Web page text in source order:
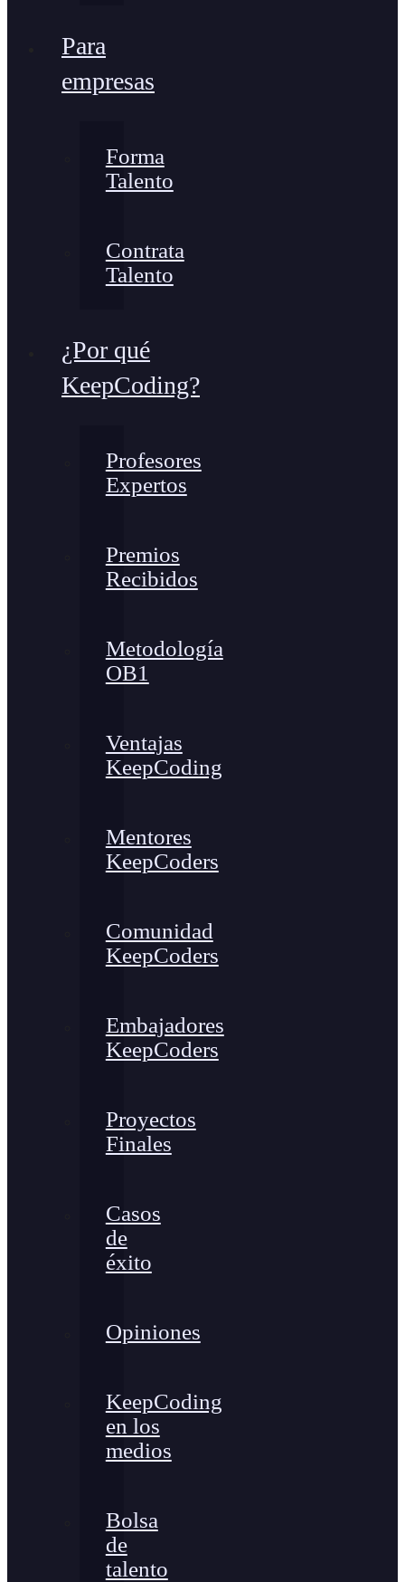
Para
empresas
Forma
Talento
Contrata
Talento
¿Por qué
KeepCoding?
Profesores
Expertos
Premios
Recibidos
Metodología
OB1
Ventajas
KeepCoding
Mentores
KeepCoders
Comunidad
KeepCoders
Embajadores
KeepCoders
Proyectos
Finales
Casos
de
éxito
Opiniones
KeepCoding
en los
medios
Bolsa
de
talento